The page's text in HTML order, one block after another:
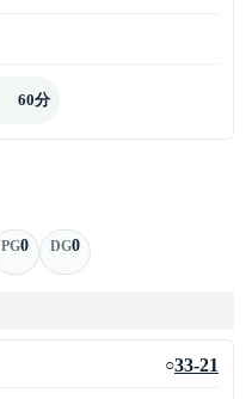
60分
PG0 DG0
○33-21